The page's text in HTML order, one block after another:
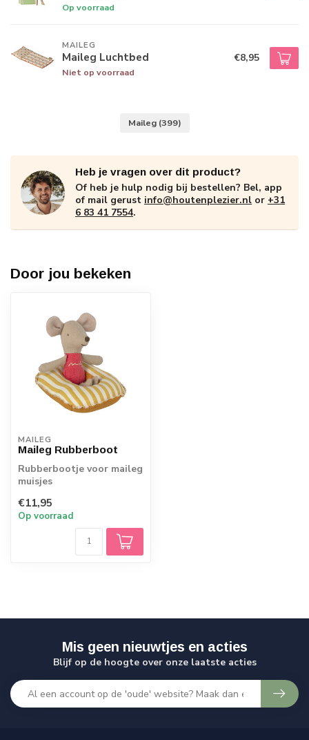
Op voorraad
MAILEG
Maileg Luchtbed
Niet op voorraad
€8,95
Maileg (399)
Heb je vragen over dit product?
Of heb je hulp nodig bij bestellen? Bel, app
of mail gerust info@houtenplezier.nl or +31
6 83 41 7554.
Door jou bekeken
MAILEG
Maileg Rubberboot
Rubberbootje voor maileg
muisjes
€11,95
Op voorraad
Mis geen nieuwtjes en acties
Blijf op de hoogte over onze laatste acties